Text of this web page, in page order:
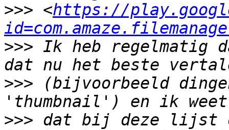
>>> <https://
>>> Ik heb regelmatig
>>> (bijvoorbeeld
>>> dat bij deze lijst